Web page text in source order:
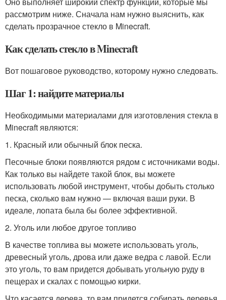
рассмотрим ниже. Сначала нам нужно выяснить, как
сделать прозрачное стекло в Minecraft.
Как сделать стекло в Minecraft
Вот пошаговое руководство, которому нужно следовать.
Шаг 1: найдите материалы
Необходимыми материалами для изготовления стекла в
Minecraft являются:
1. Красный или обычный блок песка.
Песочные блоки появляются рядом с источниками воды.
Как только вы найдете такой блок, вы можете
использовать любой инструмент, чтобы добыть столько
песка, сколько вам нужно — включая ваши руки. В
идеале, лопата была бы более эффективной.
2. Уголь или любое другое топливо
В качестве топлива вы можете использовать уголь,
древесный уголь, дрова или даже ведра с лавой. Если
это уголь, то вам придется добывать угольную руду в
пещерах и скалах с помощью кирки.